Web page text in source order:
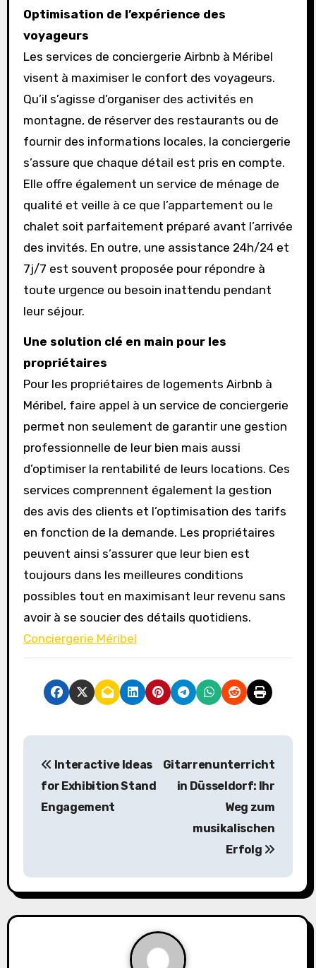
Optimisation de l’expérience des
voyageurs
Les services de conciergerie Airbnb à Méribel
visent à maximiser le confort des voyageurs.
Qu’il s’agisse d’organiser des activités en
montagne, de réserver des restaurants ou de
fournir des informations locales, la conciergerie
s’assure que chaque détail est pris en compte.
Elle offre également un service de ménage de
qualité et veille à ce que l’appartement ou le
chalet soit parfaitement préparé avant l’arrivée
des invités. En outre, une assistance 24h/24 et
7j/7 est souvent proposée pour répondre à
toute urgence ou besoin inattendu pendant
leur séjour.
Une solution clé en main pour les
propriétaires
Pour les propriétaires de logements Airbnb à
Méribel, faire appel à un service de conciergerie
permet non seulement de garantir une gestion
professionnelle de leur bien mais aussi
d’optimiser la rentabilité de leurs locations. Ces
services comprennent également la gestion
des avis des clients et l’optimisation des tarifs
en fonction de la demande. Les propriétaires
peuvent ainsi s’assurer que leur bien est
toujours dans les meilleures conditions
possibles tout en maximisant leur revenu sans
avoir à se soucier des détails quotidiens.
Conciergerie Méribel
P
a
v
Interactive Ideas
for Exhibition Stand
Engagement
Gitarrenunterricht
in Düsseldorf: Ihr
Weg zum
musikalischen
Erfolg